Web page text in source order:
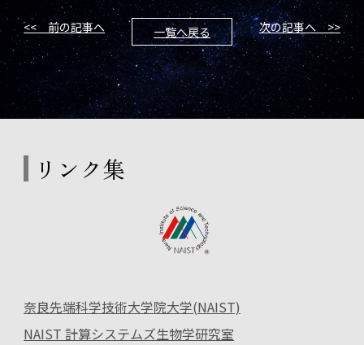
<< 前の記事へ 一覧へ戻る 次の記事へ >>
リンク集
奈良先端科学技術大学院大学(NAIST)
NAIST 計算システムズ生物学研究室